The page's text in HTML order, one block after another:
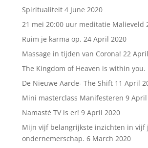
Spiritualiteit 4 June 2020
21 mei 20:00 uur meditatie Malieveld
Ruim je karma op. 24 April 2020
Massage in tijden van Corona! 22
The Kingdom of Heaven is within you.
De Nieuwe Aarde- The Shift 11 April
Mini masterclass Manifesteren 9
Namasté TV is er! 9 April 2020
Mijn vijf belangrijkste inzichten in vijf
ondernemerschap. 6 March 2020